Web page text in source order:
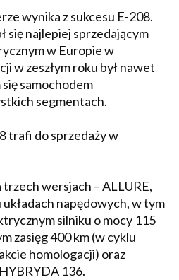
wynika z sukcesu E-208.
się najlepiej sprzedającym
w Europie w
w zeszłym roku był nawet
samochodem
segmentach.
trafi do sprzedaży w
trzech wersjach – ALLURE,
napędowych, w tym
silniku o mocy 115
zasięg 400 km (w cyklu
homologacji) oraz
136.